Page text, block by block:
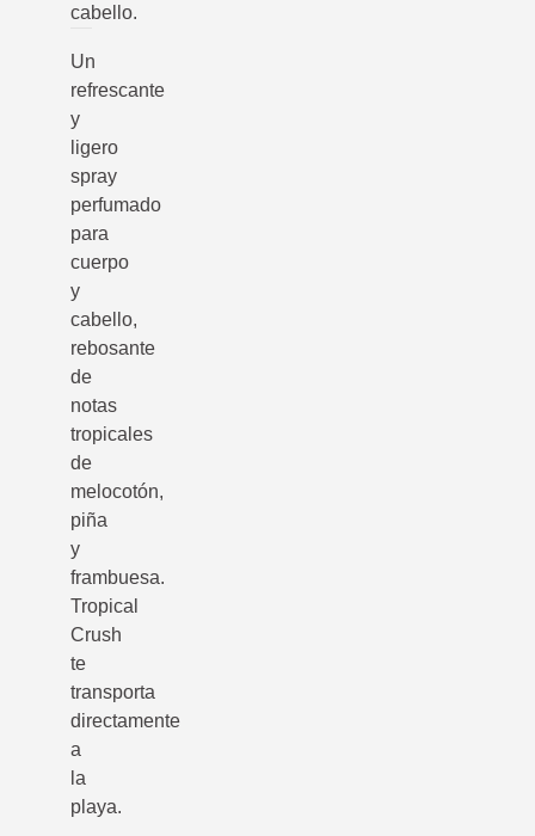
cabello.
Un
refrescante
y
ligero
spray
perfumado
para
cuerpo
y
cabello,
rebosante
de
notas
tropicales
de
melocotón,
piña
y
frambuesa.
Tropical
Crush
te
transporta
directamente
a
la
playa.